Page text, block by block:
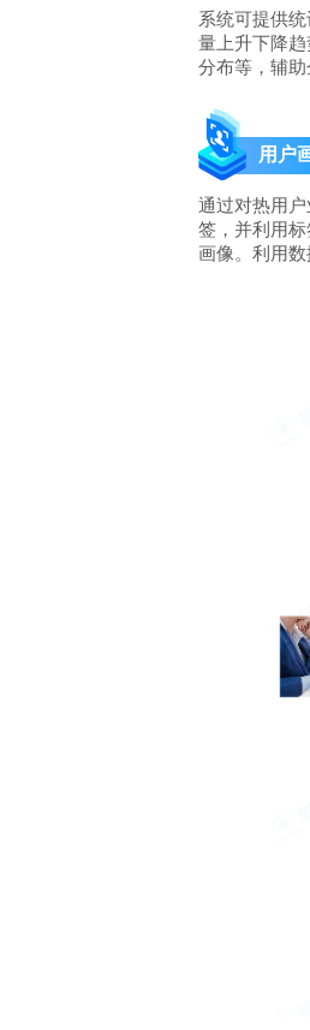
系统可提供
量上升下降
分布等，辅
用户
通过对热用
签，并利用
画像。利用